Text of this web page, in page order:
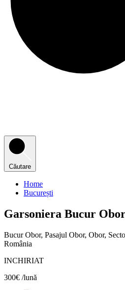
Căutare
Home
București
Garsoniera Bucur
Bucur Obor, Pasajul Obor, Obor,
România
INCHIRIAT
300€ /lună